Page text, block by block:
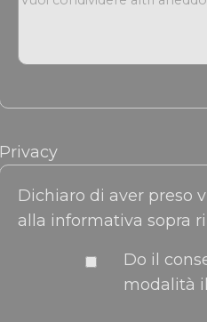
Privacy
Dichiaro di aver preso
alla informativa sopra
Do il
modalità